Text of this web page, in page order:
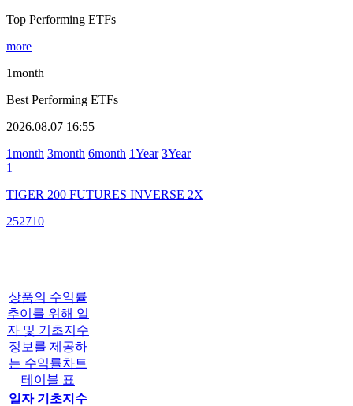
Top Performing ETFs
more
1month
Best Performing ETFs
2026.08.07 16:55
1month 3month 6month 1Year 3Year
1
TIGER 200 FUTURES INVERSE 2X
252710
상품의 수익률
추이를 위해 일
자 및 기초지수
정보를 제공하
는 수익률차트
테이블 표
일자 기초지수